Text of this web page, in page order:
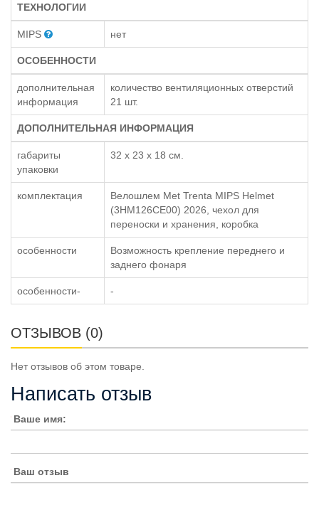
ТЕХНОЛОГИИ
MIPS нет
ОСОБЕННОСТИ
дополнительная
информация
количество вентиляционных отверстий
21 шт.
ДОПОЛНИТЕЛЬНАЯ ИНФОРМАЦИЯ
габариты
упаковки
32 x 23 x 18 см.
комплектация
Велошлем Met Trenta MIPS Helmet
(3HM126CE00) 2026, чехол для
переноски и хранения, коробка
особенности
Возможность крепление переднего и
заднего фонаря
особенности- -
ОТЗЫВОВ (0)
Нет отзывов об этом товаре.
Написать отзыв
Ваше имя:
Ваш отзыв